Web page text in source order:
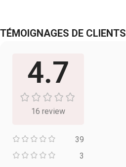
TÉMOIGNAGES DE CLIENTS
4.7
16 review
39
3